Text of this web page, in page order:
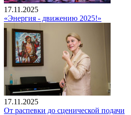
17.11.2025
«Энергия - движению 2025!»
17.11.2025
От распевки до сценической подачи